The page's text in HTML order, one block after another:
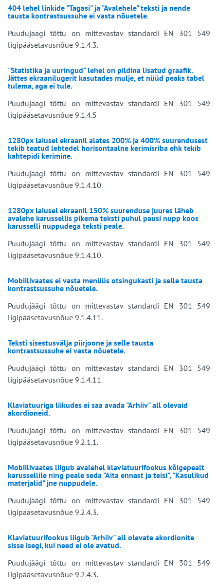
404 lehel linkide "Tagasi" ja "Avalehele" teksti ja nende
tausta kontrastsussuhe ei vasta nõuetele.
Puudujäägi tõttu on mittevastav standardi EN 301 549
ligipääsetavusnõue 9.1.4.3.
"Statistika ja uuringud" lehel on pildina lisatud graafik.
Jättes ekraanilugerit kasutades mulje, et nüüd peaks tabel
tulema, aga ei tule.
Puudujäägi tõttu on mittevastav standardi EN 301 549
ligipääsetavusnõue 9.1.4.5
1280px laiusel ekraanil alates 200% ja 400% suurendusest
tekib teatud lehtedel horisontaalne kerimisriba ehk tekib
kahtepidi kerimine.
Puudujäägi tõttu on mittevastav standardi EN 301 549
ligipääsetavusnõue 9.1.4.10.
1280px laiusel ekraanil 150% suurenduse juures läheb
avalehe karussellis pikema teksti puhul pausi nupp koos
karusselli nuppudega teksti peale.
Puudujäägi tõttu on mittevastav standardi EN 301 549
ligipääsetavusnõue 9.1.4.10.
Mobiilivaates ei vasta menüüs otsingukasti ja selle tausta
kontrastsussuhe nõuetele.
Puudujäägi tõttu on mittevastav standardi EN 301 549
ligipääsetavusnõue 9.1.4.11.
Teksti sisestusvälja piirjoone ja selle tausta
kontrastsussuhe ei vasta nõuetele.
Puudujäägi tõttu on mittevastav standardi EN 301 549
ligipääsetavusnõue 9.1.4.11.
Klaviatuuriga liikudes ei saa avada "Arhiiv" all olevaid
akordioneid.
Puudujäägi tõttu on mittevastav standardi EN 301 549
ligipääsetavusnõue 9.2.1.1.
Mobiilivaates liigub avalehel klaviatuurifookus kõigepealt
karussellile ning peale seda "Aita ennast ja teisi", "Kasulikud
materjalid" jne nuppudele.
Puudujäägi tõttu on mittevastav standardi EN 301 549
ligipääsetavusnõue 9.2.4.3.
Klaviatuurifookus liigub "Arhiiv" all olevate akordionite
sisse isegi, kui need ei ole avatud.
Puudujäägi tõttu on mittevastav standardi EN 301 549
ligipääsetavusnõue 9.2.4.3.